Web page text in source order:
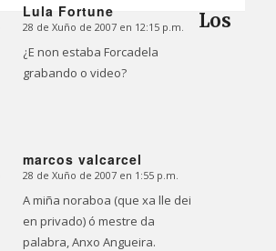
Lula Fortune
Dice:
28 de Xuño de 2007 en 12:15 p.m.
¿E non estaba Forcadela
grabando o video?
marcos valcarcel
Dice:
28 de Xuño de 2007 en 1:55 p.m.
A miña noraboa (que xa lle dei
en privado) ó mestre da
palabra, Anxo Angueira.
Los